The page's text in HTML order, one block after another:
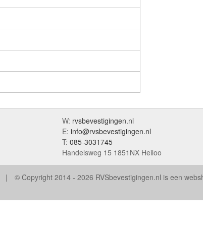
W: rvsbevestigingen.nl
E: info@rvsbevestigingen.nl
T: 085-3031745
Handelsweg 15 1851NX Heiloo
© Copyright 2014 - 2026 RVSbevestigingen.nl is een